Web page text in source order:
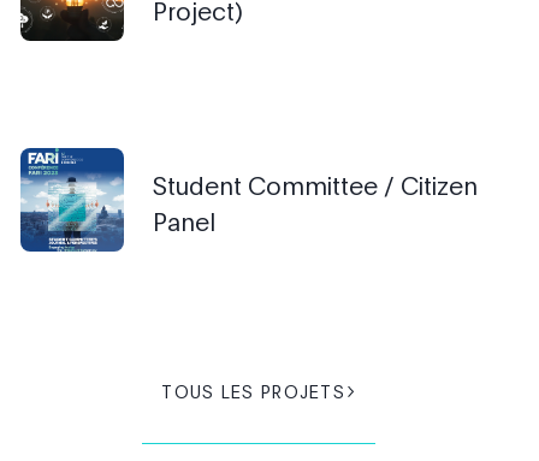
Project)
Student Committee / Citizen
Panel
TOUS LES PROJETS